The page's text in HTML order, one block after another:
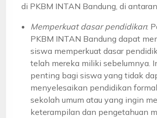
di PKBM INTAN Bandung, di
Memperkuat dasar pendidikan:
PKBM INTAN Bandung dapat
siswa memperkuat dasar
telah mereka miliki sebelumnya.
penting bagi siswa yang tidak
menyelesaikan pendidikan
sekolah umum atau yang ingin
keterampilan dan pengetahuan